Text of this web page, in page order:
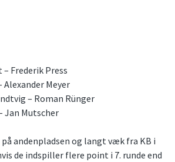
– Frederik Press
Alexander Meyer
– Roman Rünger
Jan Mutscher
på andenpladsen og langt væk fra KB i
de indspiller flere point i 7. runde end